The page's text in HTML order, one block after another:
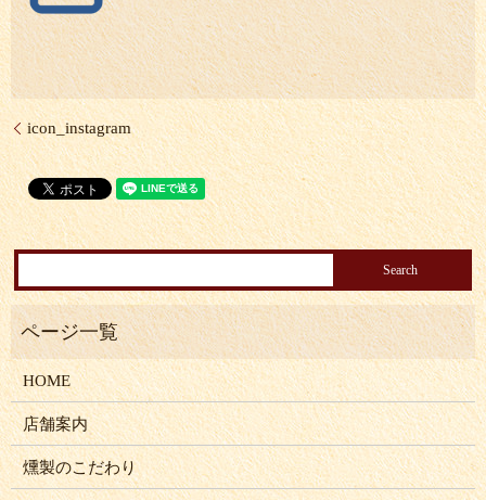
icon_instagram
HOME
店舗案内
燻製のこだわり